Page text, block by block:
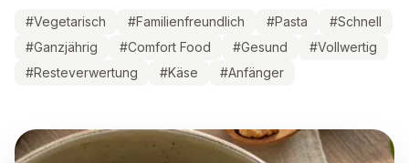
#Vegetarisch #Familienfreundlich #Pasta #Schnell
#Ganzjährig #Comfort Food #Gesund #Vollwertig
#Resteverwertung #Käse #Anfänger